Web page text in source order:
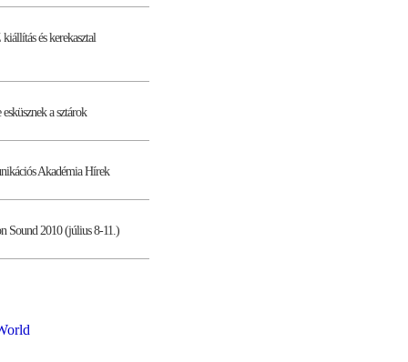
és kerekasztal
a sztárok
Akadémia Hírek
Sound 2010 (július 8-11.)